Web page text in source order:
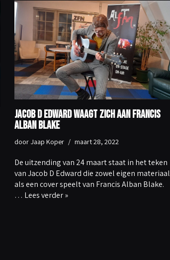
Jacob D Edward waagt zich aan Francis
Alban Blake
door Jaap Koper maart 28, 2022
De uitzending van 24 maart staat in het teken
van Jacob D Edward die zowel eigen materiaal
als een cover speelt van Francis Alban Blake.
… Lees verder »